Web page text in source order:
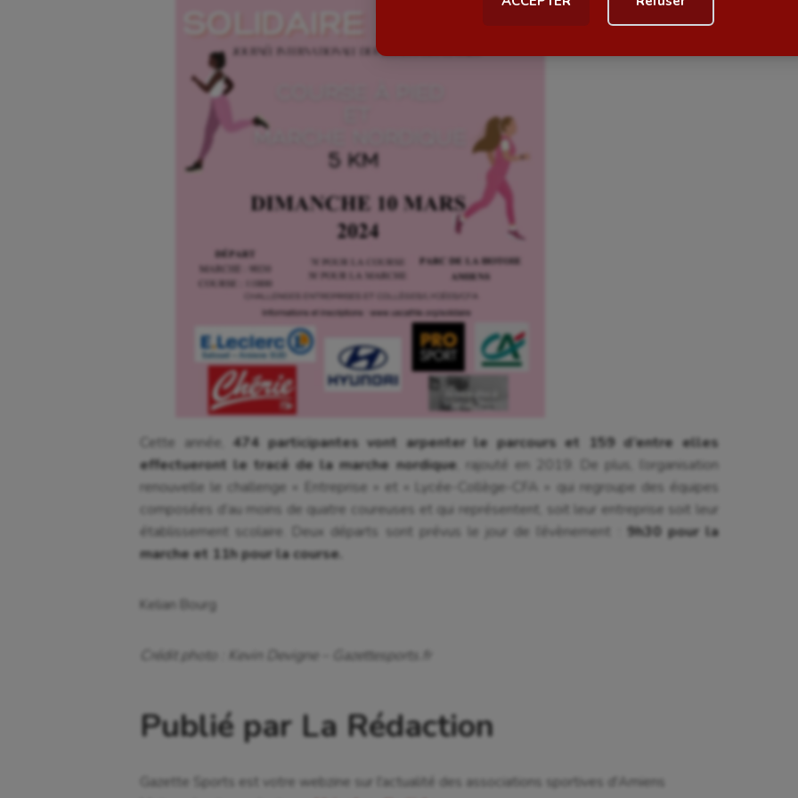
Canoë-kayak
Cheerleading
Gymnastique rythmique
Hippisme
Jeux Olympiques et Paralympiques
Outdoor
Cette année, 474 participantes vont arpenter le parcours et 159 d’entre elles
effectueront le tracé de la marche nordique , rajouté en 2019. De plus, l’organisation
renouvelle le challenge « Entreprise » et « Lycée-Collège-CFA » qui regroupe des équipes
composées d’au moins de quatre coureuses et qui représentent, soit leur entreprise soit leur
établissement scolaire. Deux départs sont prévus le jour de l’évènement : 9h30 pour la
marche et 11h pour la course.
Kelian Bourg
Crédit photo : Kevin Devigne – Gazettesports.fr
Publié par La Rédaction
Gazette Sports est votre webzine sur l'actualité des associations sportives d'Amiens